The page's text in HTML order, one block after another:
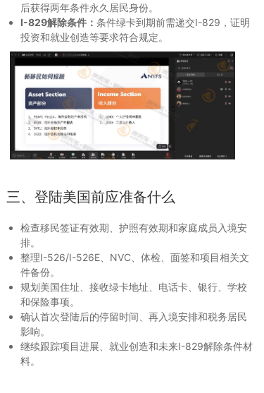
后获得两年条件永久居民身份。
I-829解除条件： 条件绿卡到期前需递交I-829，证明
投资和就业创造等要求符合规定。
三、登陆美国前应准备什么
检查移民签证有效期、护照有效期和家庭成员入境安
排。
整理I-526/I-526E、NVC、体检、面签和项目相关文
件备份。
规划美国住址、接收绿卡地址、电话卡、银行、学校
和保险事项。
确认首次登陆后的停留时间、再入境安排和税务居民
影响。
继续跟踪项目进展、就业创造和未来I-829解除条件材
料。